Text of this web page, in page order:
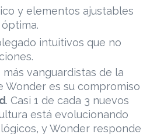
y elementos ajustables
intuitivos que no
vanguardistas de la
Wonder es su compromiso
. Casi 1 de cada 3 nuevos
está evolucionando
y Wonder responde